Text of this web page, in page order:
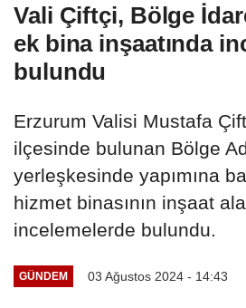
Vali Çiftçi, Bölge
ek bina inşaatında
bulundu
Erzurum Valisi Mustafa
ilçesinde bulunan Bölge
yerleşkesinde yapımına
hizmet binasının inşaat
incelemelerde bulundu.
GÜNDEM 03 Ağustos 2024 - 14:43